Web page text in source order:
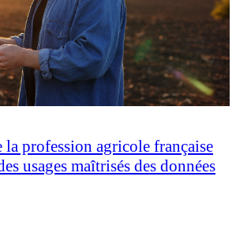
la profession agricole française
usages maîtrisés des données